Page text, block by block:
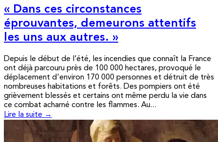
« Dans ces circonstances
éprouvantes, demeurons attentifs
les uns aux autres. »
Depuis le début de l’été, les incendies que connaît la France
ont déjà parcouru près de 100 000 hectares, provoqué le
déplacement d'environ 170 000 personnes et détruit de très
nombreuses habitations et forêts. Des pompiers ont été
grièvement blessés et certains ont même perdu la vie dans
ce combat acharné contre les flammes. Au...
Lire la suite →